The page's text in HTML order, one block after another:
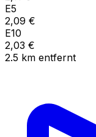
E5
2,09 €
E10
2,03 €
2.5 km entfernt